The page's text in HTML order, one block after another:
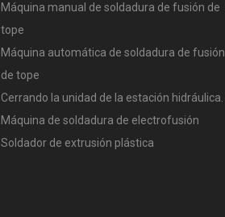
Máquina manual de soldadura de fusión de
tope
Máquina automática de soldadura de fusión
de tope
Cerrando la unidad de la estación hidráulica.
Máquina de soldadura de electrofusión
Soldador de extrusión plástica